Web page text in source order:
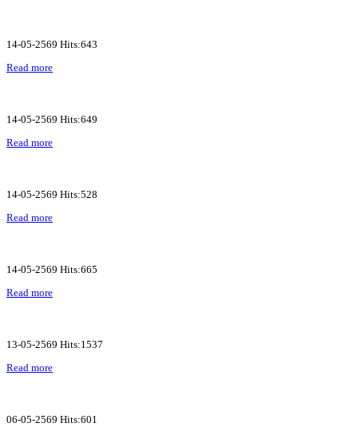
14-05-2569 Hits:643
Read more
14-05-2569 Hits:649
Read more
14-05-2569 Hits:528
Read more
14-05-2569 Hits:665
Read more
13-05-2569 Hits:1537
Read more
06-05-2569 Hits:601